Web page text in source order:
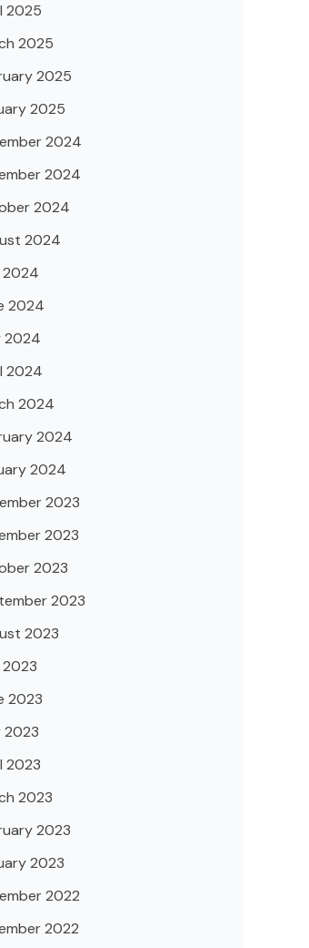
2025
2025
2025
2025
2024
2024
2024
2024
2024
2024
2024
2024
2024
2024
2024
2023
2023
2023
2023
2023
2023
2023
2023
2023
2023
2023
2022
2022